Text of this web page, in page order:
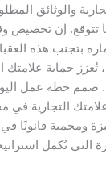
والوثائق
تتوقع. إن تخصيص
بتجنب هذه
تُعزز حماية علامتك
صمم خطة عمل
التجارية في
ومحمية قانونًا
التي تُكمل